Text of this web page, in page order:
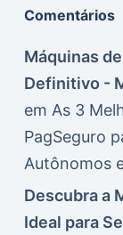
Comentários
Máquinas
Definitivo -
em As 3
PagSeguro
Autônomos
Descubra a
Ideal para